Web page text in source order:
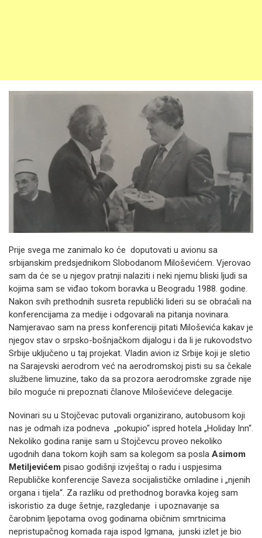
Prije svega me zanimalo ko će doputovati u avionu sa
srbijanskim predsjednikom Slobodanom Miloševićem. Vjerovao
sam da će se u njegov pratnji nalaziti i neki njemu bliski ljudi sa
kojima sam se viđao tokom boravka u Beogradu 1988. godine.
Nakon svih prethodnih susreta republički lideri su se obraćali na
konferencijama za medije i odgovarali na pitanja novinara.
Namjeravao sam na press konferenciji pitati Miloševića kakav je
njegov stav o srpsko-bošnjačkom dijalogu i da li je rukovodstvo
Srbije uključeno u taj projekat. Vladin avion iz Srbije koji je sletio
na Sarajevski aerodrom već na aerodromskoj pisti su sa čekale
službene limuzine, tako da sa prozora aerodromske zgrade nije
bilo moguće ni prepoznati članove Miloševićeve delegacije.
Novinari su u Stojčevac putovali organizirano, autobusom koji
nas je odmah iza podneva „pokupio“ ispred hotela „Holiday Inn“.
Nekoliko godina ranije sam u Stojčevcu proveo nekoliko
ugodnih dana tokom kojih sam sa kolegom sa posla Asimom
Metiljevićem pisao godišnji izvještaj o radu i uspjesima
Republičke konferencije Saveza socijalističke omladine i „njenih
organa i tijela“. Za razliku od prethodnog boravka kojeg sam
iskoristio za duge šetnje, razgledanje i upoznavanje sa
čarobnim ljepotama ovog godinama običnim smrtnicima
nepristupačnog komada raja ispod Igmana, junski izlet je bio